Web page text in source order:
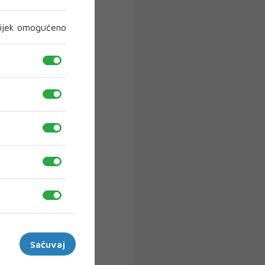
omogućeno
Sačuvaj